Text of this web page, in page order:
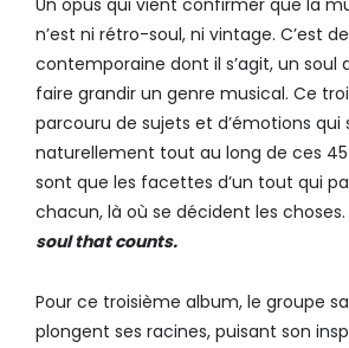
Un opus qui vient confirmer que la
n’est ni rétro-soul, ni vintage. C’est
contemporaine dont il s’agit, un soul
faire grandir un genre musical. Ce
parcouru de sujets et d’émotions qui
naturellement tout au long de ces
sont que les facettes d’un tout qui
chacun, là où se décident les choses.
soul that counts.
Pour ce troisième album, le groupe
plongent ses racines, puisant son